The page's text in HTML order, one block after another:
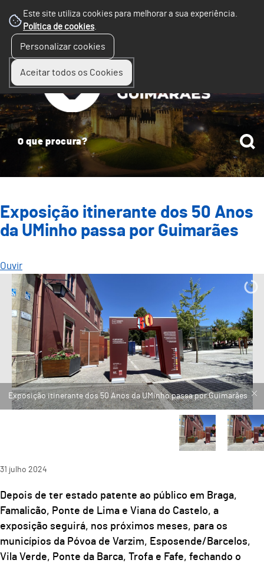
Este site utiliza cookies para melhorar a sua experiência.
Política de cookies.
Personalizar cookies
Aceitar todos os Cookies
Exposição itinerante dos 50 Anos
da UMinho passa por Guimarães
Ouvir
31 julho 2024
Depois de ter estado patente ao público em Braga,
Famalicão, Ponte de Lima e Viana do Castelo, a
exposição seguirá, nos próximos meses, para os
municípios da Póvoa de Varzim, Esposende/Barcelos,
Vila Verde, Ponte da Barca, Trofa e Fafe, fechando o